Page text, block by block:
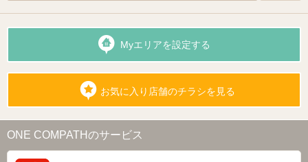
Myエリアを設定する
お気に入り店舗のチラシを見る
ONE COMPATHのサービス